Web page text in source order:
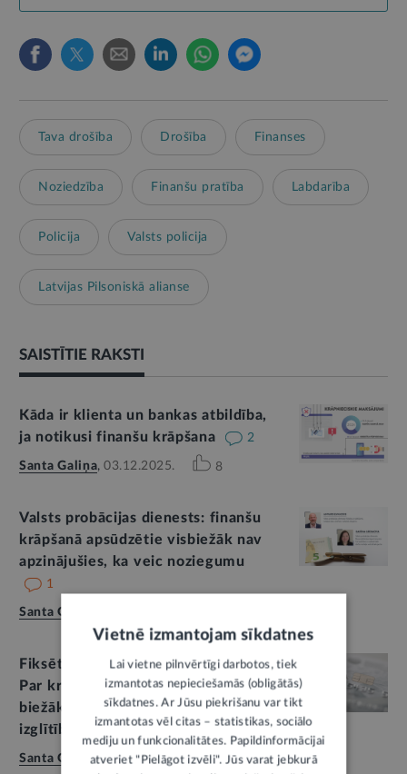
Tava drošība Drošība Finanses
Noziedzība Finanšu pratība Labdarība
Policija Valsts policija
Latvijas Pilsoniskā alianse
SAISTĪTIE RAKSTI
Kāda ir klienta un bankas atbildība,
ja notikusi finanšu krāpšana
2
Santa Galiņa,03.12.2025. 8
Valsts probācijas dienests: finanšu
krāpšanā apsūdzētie visbiežāk nav
apzinājušies, ka veic noziegumu
1
Santa Galiņa
Fiksētas jaunas krāpšanas metodes.
Par krāpnieku upuriem arvien
biežāk kļuvuši cilvēki ar augstāko
izglītību
Santa Galiņa,Aiga Nulle,27.02.2025.
Vietnē izmantojam sīkdatnes
Lai vietne pilnvērtīgi darbotos, tiek
izmantotas nepieciešamās (obligātās)
sīkdatnes. Ar Jūsu piekrišanu var tikt
izmantotas vēl citas – statistikas, sociālo
mediju un funkcionalitātes. Papildinformācijai
atveriet "Pielāgot izvēli". Jūs varat jebkurā